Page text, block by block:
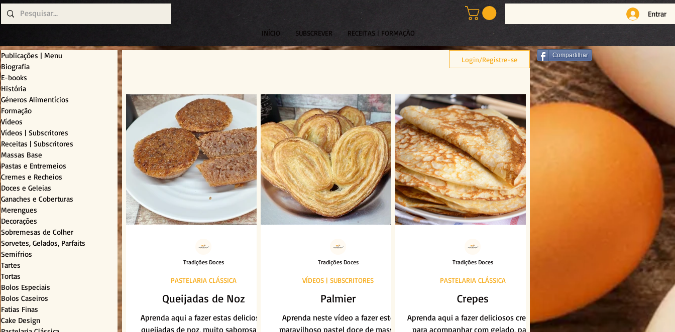
Entrar
INÍCIO SUBSCREVER RECEITAS | FORMAÇÃO
Publicações | Menu
Biografia
E-books
História
Géneros Alimentícios
Formação
Vídeos
Vídeos | Subscritores
Receitas | Subscritores
Massas Base
Pastas e Entremeios
Cremes e Recheios
Doces e Geleias
Ganaches e Coberturas
Merengues
Decorações
Sobremesas de Colher
Sorvetes, Gelados, Parfaits
Semifrios
Tartes
Tortas
Bolos Especiais
Bolos Caseiros
Fatias Finas
Cake Design
Login/Registre-se
Queijadas de Noz
Aprenda aqui a fazer estas deliciosas
queijadas de noz, muito saborosas e
PASTELARIA CLÁSSICA
Tradições Doces
Palmier
Aprenda neste vídeo a fazer este
maravilhoso pastel doce de massa
VÍDEOS | SUBSCRITORES
Tradições Doces
Crepes
Aprenda aqui a fazer deliciosos crepes
para acompanhar com gelado, para
PASTELARIA CLÁSSICA
Tradições Doces
Compartilhar